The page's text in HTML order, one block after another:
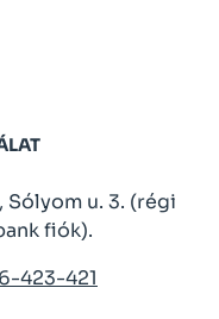
u. 3. (régi
fiók).
423-421